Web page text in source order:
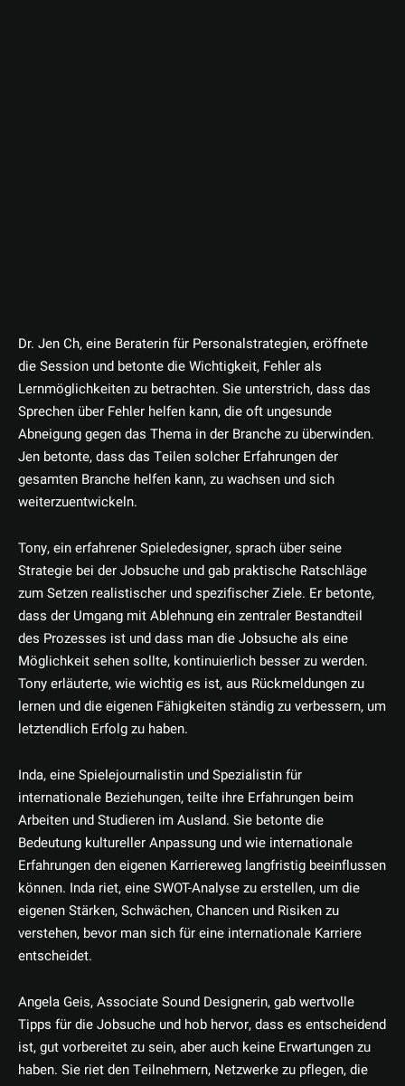
Dr. Jen Ch, eine Beraterin für Personalstrategien, eröffnete
die Session und betonte die Wichtigkeit, Fehler als
Lernmöglichkeiten zu betrachten. Sie unterstrich, dass das
Sprechen über Fehler helfen kann, die oft ungesunde
Abneigung gegen das Thema in der Branche zu überwinden.
Jen betonte, dass das Teilen solcher Erfahrungen der
gesamten Branche helfen kann, zu wachsen und sich
weiterzuentwickeln.
Tony, ein erfahrener Spieledesigner, sprach über seine
Strategie bei der Jobsuche und gab praktische Ratschläge
zum Setzen realistischer und spezifischer Ziele. Er betonte,
dass der Umgang mit Ablehnung ein zentraler Bestandteil
des Prozesses ist und dass man die Jobsuche als eine
Möglichkeit sehen sollte, kontinuierlich besser zu werden.
Tony erläuterte, wie wichtig es ist, aus Rückmeldungen zu
lernen und die eigenen Fähigkeiten ständig zu verbessern, um
letztendlich Erfolg zu haben.
Inda, eine Spielejournalistin und Spezialistin für
internationale Beziehungen, teilte ihre Erfahrungen beim
Arbeiten und Studieren im Ausland. Sie betonte die
Bedeutung kultureller Anpassung und wie internationale
Erfahrungen den eigenen Karriereweg langfristig beeinflussen
können. Inda riet, eine SWOT-Analyse zu erstellen, um die
eigenen Stärken, Schwächen, Chancen und Risiken zu
verstehen, bevor man sich für eine internationale Karriere
entscheidet.
Angela Geis, Associate Sound Designerin, gab wertvolle
Tipps für die Jobsuche und hob hervor, dass es entscheidend
ist, gut vorbereitet zu sein, aber auch keine Erwartungen zu
haben. Sie riet den Teilnehmern, Netzwerke zu pflegen, die